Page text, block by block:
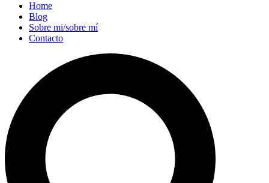
Home
Blog
Sobre mi/sobre mí
Contacto